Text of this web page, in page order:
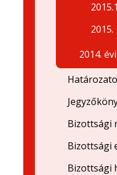
2015.
2014.
Bizottsági
Bizottsági
Bizottsági